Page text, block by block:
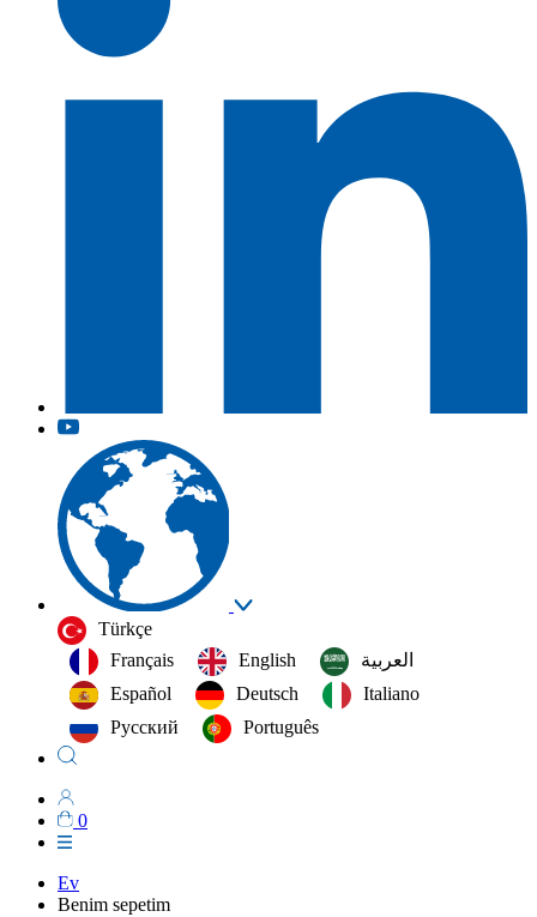
Türkçe
Français
English
العربية‏
Español
Deutsch
Italiano
Русский
Português
0
Ev
Benim sepetim